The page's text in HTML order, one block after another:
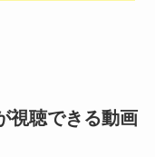
視聴できる動画